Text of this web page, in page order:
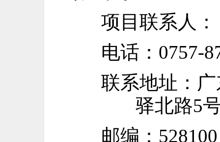
项目联系人：
电话： 0757-
联系地址：
驿北路5
邮编： 528100